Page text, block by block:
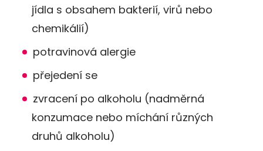
jídla s obsahem bakterií, virů nebo
chemikálií)
potravinová alergie
přejedení se
zvracení po alkoholu (nadměrná
konzumace nebo míchání různých
druhů alkoholu)